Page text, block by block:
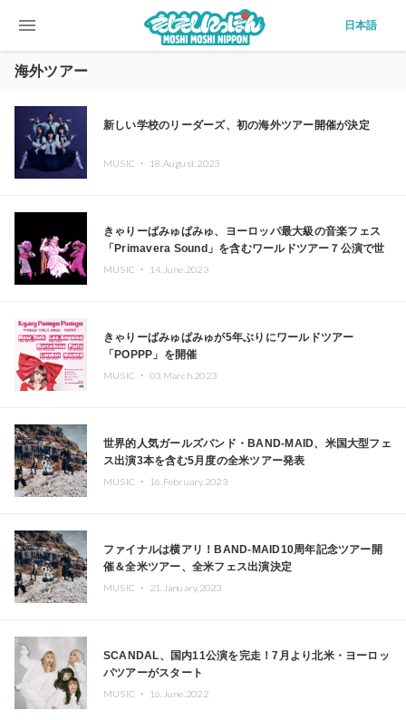
menu 日本語
海外ツアー
新しい学校のリーダーズ、初の海外ツアー開催が決定
MUSIC ・ 18.August.2023
きゃりーぱみゅぱみゅ、ヨーロッパ最大級の音楽フェス
「Primavera Sound」を含むワールドツアー７公演で世
界のファンを魅了！
MUSIC ・ 14.June.2023
きゃりーぱみゅぱみゅが5年ぶりにワールドツアー
「POPPP」を開催
MUSIC ・ 03.March.2023
世界的人気ガールズバンド・BAND-MAID、米国大型フェ
ス出演3本を含む5月度の全米ツアー発表
MUSIC ・ 16.February.2023
ファイナルは横アリ！BAND-MAID10周年記念ツアー開
催＆全米ツアー、全米フェス出演決定
MUSIC ・ 21.January.2023
SCANDAL、国内11公演を完走！7月より北米・ヨーロッ
パツアーがスタート
MUSIC ・ 16.June.2022